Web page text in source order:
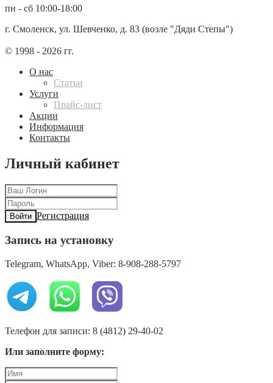
пн - сб 10:00-18:00
г. Смоленск, ул. Шевченко, д. 83 (возле "Дяди Степы")
© 1998 - 2026 гг.
О нас
Статьи
Услуги
Прайс-лист
Акции
Информация
Контакты
Личный кабинет
Войти Регистрация
Запись на установку
Telegram, WhatsApp, Viber: 8-908-288-5797
Телефон для записи: 8 (4812) 29-40-02
Или заполните форму: